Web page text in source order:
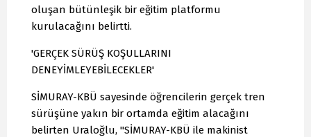
oluşan bütünleşik bir eğitim platformu
kurulacağını belirtti.
'GERÇEK SÜRÜŞ KOŞULLARINI
DENEYİMLEYEBİLECEKLER'
SİMURAY-KBÜ sayesinde öğrencilerin gerçek tren
sürüşüne yakın bir ortamda eğitim alacağını
belirten Uraloğlu, "SİMURAY-KBÜ ile makinist